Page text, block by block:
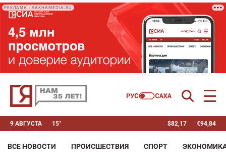
РЕКЛАМА • SAKHAMEDIA.RU
9 АВГУСТА 15° $82,17 €94,84
ВСЕ НОВОСТИ ПРОИСШЕСТВИЯ СПОРТ